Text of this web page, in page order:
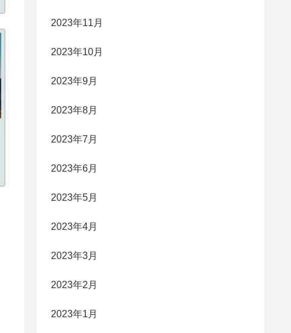
2023年11月
2023年10月
2023年9月
2023年8月
2023年7月
2023年6月
2023年5月
2023年4月
2023年3月
2023年2月
2023年1月